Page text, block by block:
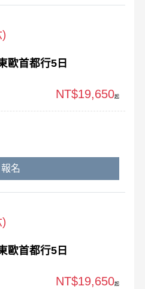
歐首都行5日
NT$19,650起
報名
歐首都行5日
NT$19,650起